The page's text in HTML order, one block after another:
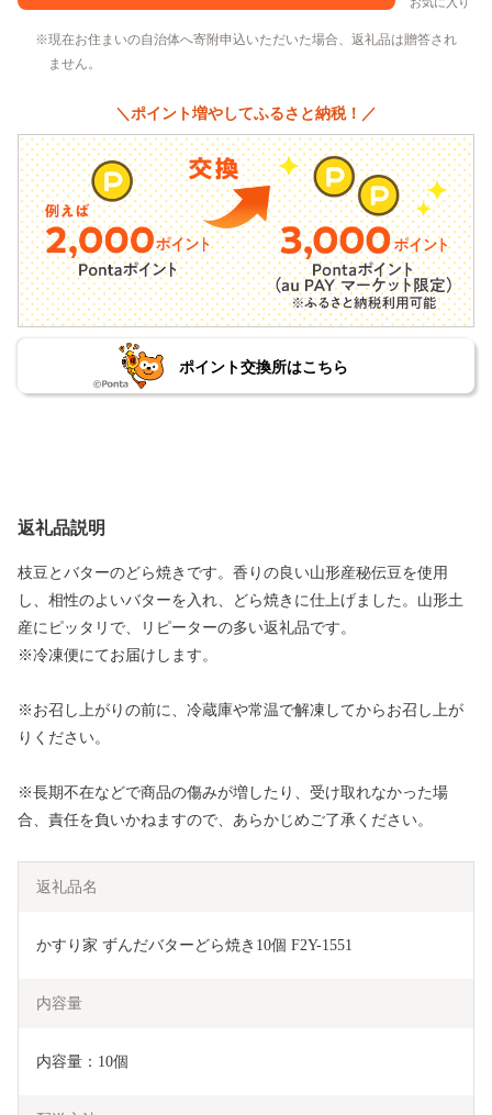
現在お住まいの自治体へ寄附申込いただいた場合、返礼品は贈答され
ません。
＼ポイント増やしてふるさと納税！／
ポイント交換所はこちら
返礼品説明
枝豆とバターのどら焼きです。香りの良い山形産秘伝豆を使用
し、相性のよいバターを入れ、どら焼きに仕上げました。山形土
産にピッタリで、リピーターの多い返礼品です。
※冷凍便にてお届けします。
※お召し上がりの前に、冷蔵庫や常温で解凍してからお召し上が
りください。
※長期不在などで商品の傷みが増したり、受け取れなかった場
合、責任を負いかねますので、あらかじめご了承ください。
返礼品名
かすり家 ずんだバターどら焼き10個 F2Y-1551
内容量
内容量：10個